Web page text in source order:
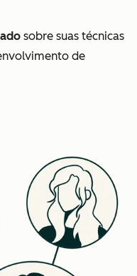
sobre suas técnicas
de